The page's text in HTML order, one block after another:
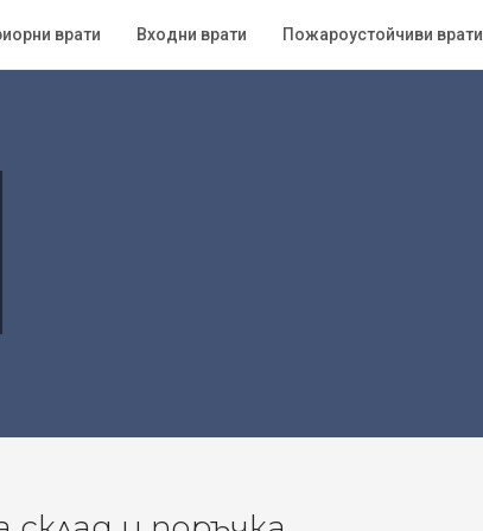
врати Входни врати Пожароустойчиви врати